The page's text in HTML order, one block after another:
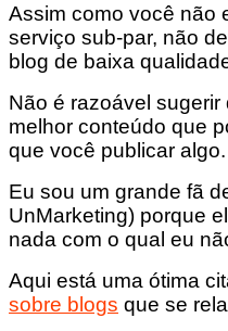
Assim como você não
serviço sub-par, não
blog de baixa
Não é razoável
melhor conteúdo que
que você publicar algo.
Eu sou um grande fã
UnMarketing) porque
nada com o qual eu
Aqui está uma ótima
sobre blogs que se